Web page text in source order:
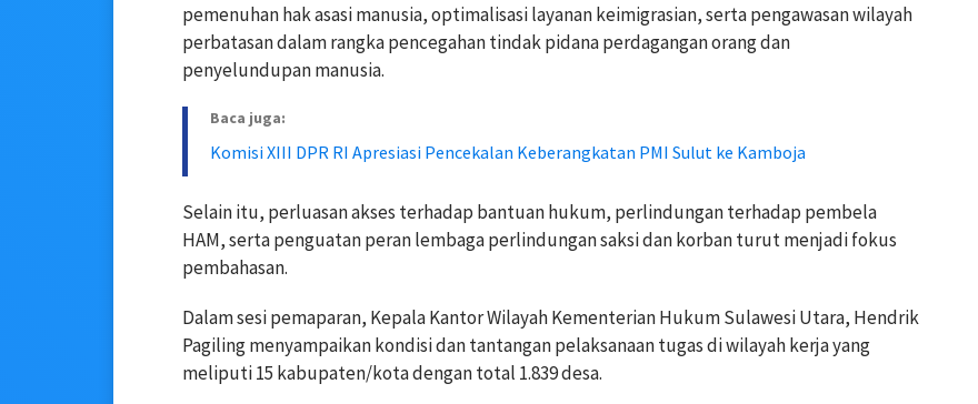
pemenuhan hak asasi manusia, optimalisasi layanan keimigrasian, serta pengawasan wilayah
perbatasan dalam rangka pencegahan tindak pidana perdagangan orang dan
penyelundupan manusia.
Baca juga:
Komisi XIII DPR RI Apresiasi Pencekalan Keberangkatan PMI Sulut ke Kamboja
Selain itu, perluasan akses terhadap bantuan hukum, perlindungan terhadap pembela
HAM, serta penguatan peran lembaga perlindungan saksi dan korban turut menjadi fokus
pembahasan.
Dalam sesi pemaparan, Kepala Kantor Wilayah Kementerian Hukum Sulawesi Utara, Hendrik
Pagiling menyampaikan kondisi dan tantangan pelaksanaan tugas di wilayah kerja yang
meliputi 15 kabupaten/kota dengan total 1.839 desa.